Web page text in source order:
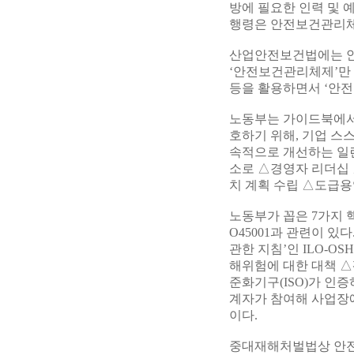
방에 필요한 인력 및
행령은 안전보건관리
산업안전보건법에는
‘안전보건관리체제’
등을 활용하면서 ‘안
노동부는 가이드북에
호하기 위해, 기업 스
속적으로 개선하는
소로 △경영자 리더
치 계획 수립 △도급
노동부가 꼽은 7가지
O45001과 관련이 있
관한 지침’인 ILO-
해위험에 대한 대책 △
준화기구(ISO)가 인
계자가 참여해 사업장
이다.
중대재해처벌법상 안